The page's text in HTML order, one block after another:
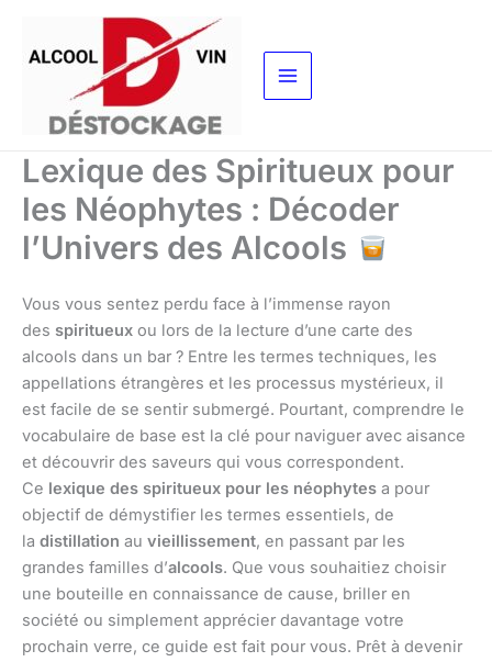
contenu
Lexique des Spiritueux pour
les Néophytes : Décoder
l’Univers des Alcools
Vous vous sentez perdu face à l’immense rayon
des spiritueux ou lors de la lecture d’une carte des
alcools dans un bar ? Entre les termes techniques, les
appellations étrangères et les processus mystérieux, il
est facile de se sentir submergé. Pourtant, comprendre le
vocabulaire de base est la clé pour naviguer avec aisance
et découvrir des saveurs qui vous correspondent.
Ce lexique des spiritueux pour les néophytes a pour
objectif de démystifier les termes essentiels, de
la distillation au vieillissement, en passant par les
grandes familles d’alcools. Que vous souhaitiez choisir
une bouteille en connaissance de cause, briller en
société ou simplement apprécier davantage votre
prochain verre, ce guide est fait pour vous. Prêt à devenir